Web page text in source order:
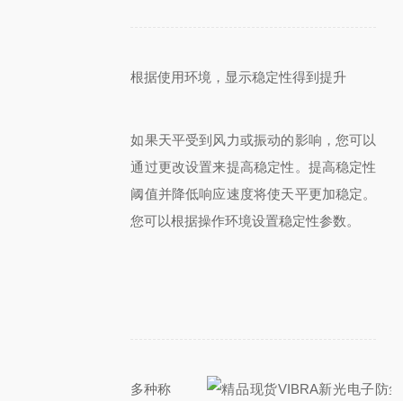
根据使用环境，显示稳定性得到提升
如果天平受到风力或振动的影响，您可以
通过更改设置来提高稳定性。提高稳定性
阈值并降低响应速度将使天平更加稳定。
您可以根据操作环境设置稳定性参数。
多种称